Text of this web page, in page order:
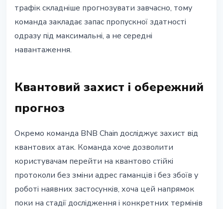
трафік складніше прогнозувати завчасно, тому
команда закладає запас пропускної здатності
одразу під максимальні, а не середні
навантаження.
Квантовий захист і обережний
прогноз
Окремо команда BNB Chain досліджує захист від
квантових атак. Команда хоче дозволити
користувачам перейти на квантово стійкі
протоколи без зміни адрес гаманців і без збоїв у
роботі наявних застосунків, хоча цей напрямок
поки на стадії дослідження і конкретних термінів